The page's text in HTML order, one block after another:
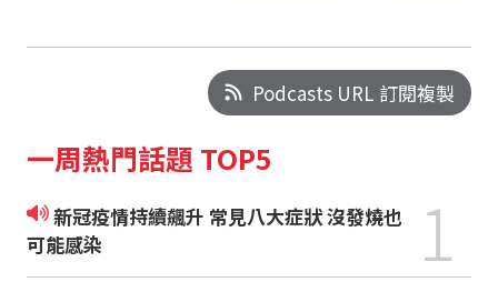
Podcasts URL 訂閱複製
一周熱門話題 TOP5
新冠疫情持續飆升 常見八大症狀 沒發燒也
可能感染
1